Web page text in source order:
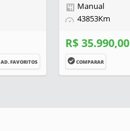
AD. FAVORITOS
Manual
43853Km
R$ 35.990,00
COMPARAR